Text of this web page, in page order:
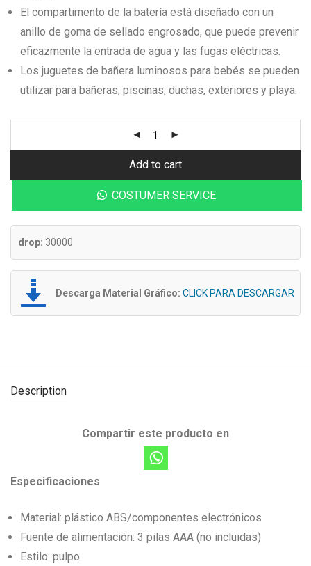
El compartimento de la batería está diseñado con un
anillo de goma de sellado engrosado, que puede prevenir
eficazmente la entrada de agua y las fugas eléctricas.
Los juguetes de bañera luminosos para bebés se pueden
utilizar para bañeras, piscinas, duchas, exteriores y playa.
Add to cart
COSTUMER SERVICE
drop: 30000
Descarga Material Gráfico: CLICK PARA DESCARGAR
Description
Compartir este producto en
Especificaciones
Material: plástico ABS/componentes electrónicos
Fuente de alimentación: 3 pilas AAA (no incluidas)
Estilo: pulpo